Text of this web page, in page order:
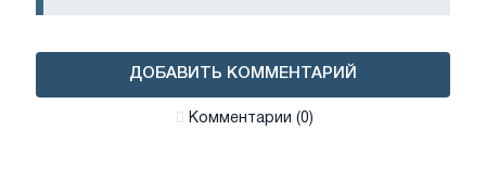
ДОБАВИТЬ КОММЕНТАРИЙ
Комментарии (0)